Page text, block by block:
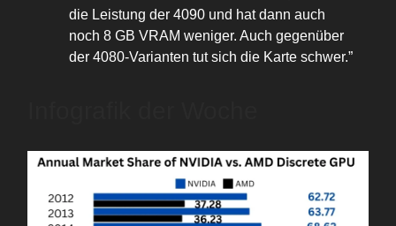
die Leistung der 4090 und hat dann auch
noch 8 GB VRAM weniger. Auch gegenüber
der 4080-Varianten tut sich die Karte schwer.”